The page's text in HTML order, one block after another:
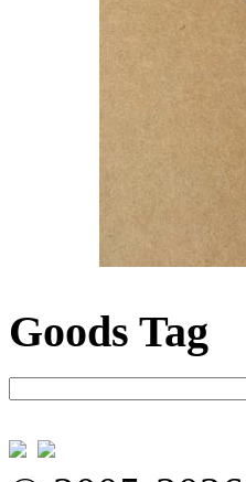
Goods Tag